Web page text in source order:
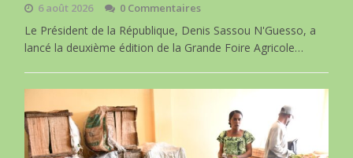
6 août 2026 0 Commentaires
Le Président de la République, Denis Sassou N'Guesso, a
lancé la deuxième édition de la Grande Foire Agricole…